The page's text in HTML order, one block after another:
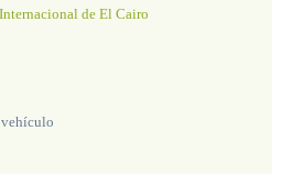
de El Cairo